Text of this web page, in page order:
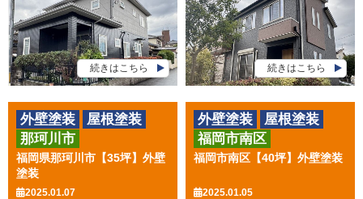
続きはこちら 続きはこちら
福岡県那珂川市【35坪】外壁
塗装
2025.01.07
外壁塗装
屋根塗装
その他工事
那珂川市
福岡市南区【40坪】外壁塗装
2025.01.05
外壁塗装
屋根塗装
福岡市南区